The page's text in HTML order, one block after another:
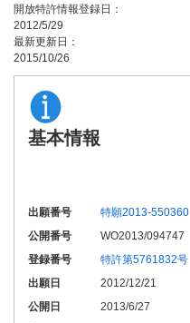
開放特許情報登録日：
2012/5/29
最新更新日：
2015/10/26
基本情報
出願番号
特願2013-550360
公開番号
WO2013/094747
登録番号
特許第5761832号
出願日
2012/12/21
公開日
2013/6/27